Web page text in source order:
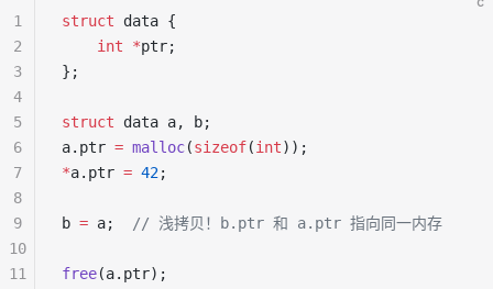
struct data {
    int
*ptr;
};
struct data a, b;
a.ptr = malloc(sizeof(int));
*a.ptr = 42;
b = a;
  // 浅拷贝！b.ptr 和 a.ptr 指向同一内存
free(a.ptr);
1
2
3
4
5
6
7
8
9
10
11